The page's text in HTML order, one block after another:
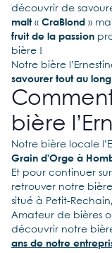
découvrir de
malt« CraBlond »
fruit de la passion
bière !
Notre bière
savourer tout au long
bière
Notre bière locale
Grain d’Orge à
Et pour continuer
retrouver notre
situé à Petit-
Amateur de bières
découvrir notre
ans de notre